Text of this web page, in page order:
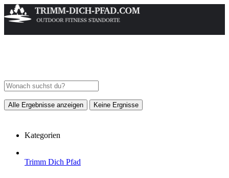
Alle Ergebnisse anzeigen Keine Ergnisse
Kategorien
Trimm Dich Pfad